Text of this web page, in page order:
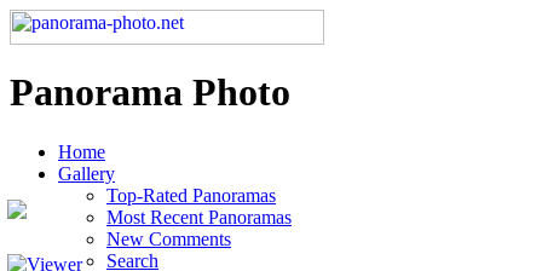
Panorama Photo
Home
Gallery
Top-Rated Panoramas
Most Recent Panoramas
New Comments
Search